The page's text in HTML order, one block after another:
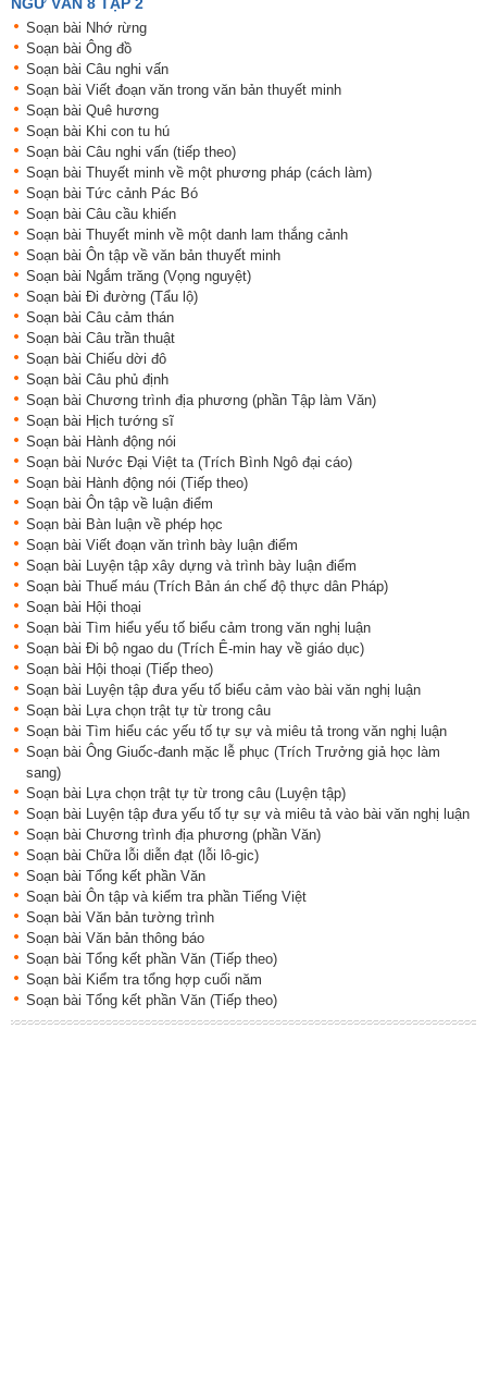
Soạn bài Nhớ rừng
Soạn bài Ông đồ
Soạn bài Câu nghi vấn
Soạn bài Viết đoạn văn trong văn bản thuyết minh
Soạn bài Quê hương
Soạn bài Khi con tu hú
Soạn bài Câu nghi vấn (tiếp theo)
Soạn bài Thuyết minh về một phương pháp (cách làm)
Soạn bài Tức cảnh Pác Bó
Soạn bài Câu cầu khiến
Soạn bài Thuyết minh về một danh lam thắng cảnh
Soạn bài Ôn tập về văn bản thuyết minh
Soạn bài Ngắm trăng (Vọng nguyệt)
Soạn bài Đi đường (Tẩu lộ)
Soạn bài Câu cảm thán
Soạn bài Câu trần thuật
Soạn bài Chiếu dời đô
Soạn bài Câu phủ định
Soạn bài Chương trình địa phương (phần Tập làm Văn)
Soạn bài Hịch tướng sĩ
Soạn bài Hành động nói
Soạn bài Nước Đại Việt ta (Trích Bình Ngô đại cáo)
Soạn bài Hành động nói (Tiếp theo)
Soạn bài Ôn tập về luận điểm
Soạn bài Bàn luận về phép học
Soạn bài Viết đoạn văn trình bày luận điểm
Soạn bài Luyện tập xây dựng và trình bày luận điểm
Soạn bài Thuế máu (Trích Bản án chế độ thực dân Pháp)
Soạn bài Hội thoại
Soạn bài Tìm hiểu yếu tố biểu cảm trong văn nghị luận
Soạn bài Đi bộ ngao du (Trích Ê-min hay về giáo dục)
Soạn bài Hội thoại (Tiếp theo)
Soạn bài Luyện tập đưa yếu tố biểu cảm vào bài văn nghị luận
Soạn bài Lựa chọn trật tự từ trong câu
Soạn bài Tìm hiểu các yếu tố tự sự và miêu tả trong văn nghị luận
Soạn bài Ông Giuốc-đanh mặc lễ phục (Trích Trưởng giả học làm
sang)
Soạn bài Lựa chọn trật tự từ trong câu (Luyện tập)
Soạn bài Luyện tập đưa yếu tố tự sự và miêu tả vào bài văn nghị luận
Soạn bài Chương trình địa phương (phần Văn)
Soạn bài Chữa lỗi diễn đạt (lỗi lô-gic)
Soạn bài Tổng kết phần Văn
Soạn bài Ôn tập và kiểm tra phần Tiếng Việt
Soạn bài Văn bản tường trình
Soạn bài Văn bản thông báo
Soạn bài Tổng kết phần Văn (Tiếp theo)
Soạn bài Kiểm tra tổng hợp cuối năm
Soạn bài Tổng kết phần Văn (Tiếp theo)